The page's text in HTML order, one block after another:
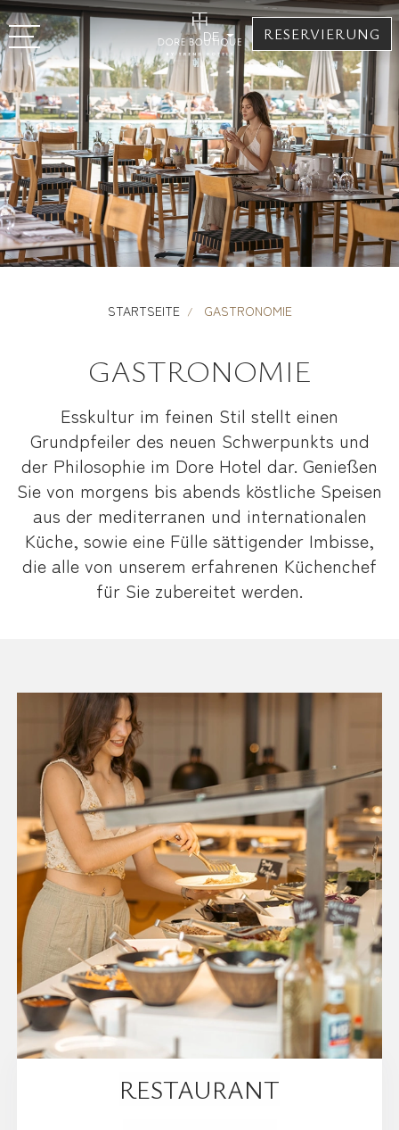
DE RESERVIERUNG
STARTSEITE GASTRONOMIE
GASTRONOMIE
Esskultur im feinen Stil stellt einen
Grundpfeiler des neuen Schwerpunkts und
der Philosophie im Dore Hotel dar. Genießen
Sie von morgens bis abends köstliche Speisen
aus der mediterranen und internationalen
Küche, sowie eine Fülle sättigender Imbisse,
die alle von unserem erfahrenen Küchenchef
für Sie zubereitet werden.
RESTAURANT